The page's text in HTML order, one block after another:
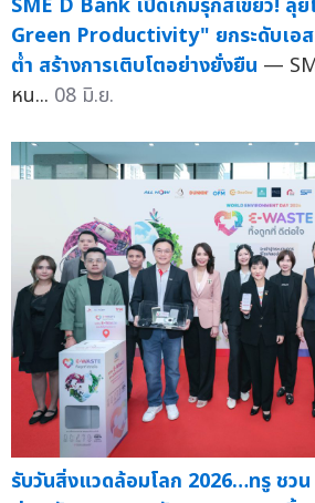
Green Productivity" ยกระดับเอส
ต่ำ สร้างการเติบโตอย่างยั่งยืน —
หน... 08 มิ.ย.
รับวันสิ่งแวดล้อมโลก 2026…ทรู ชว